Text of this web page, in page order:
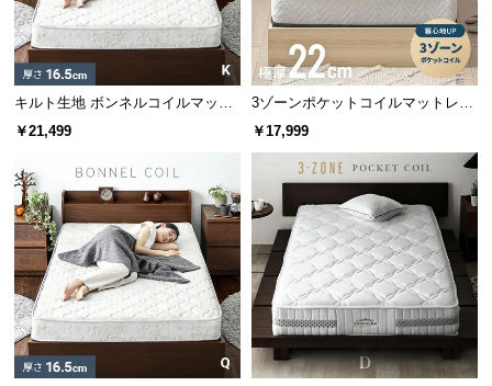
従来品 当商品
シングル 465個 558個
589個 682個
ダブル 682個 806個
クイーン 744個 930個
キング 868個 1054個
キルト生地 ボンネルコイルマット
レス K
￥21,499
3ゾーンポケットコイルマットレス
厚さ22cm D
￥17,999